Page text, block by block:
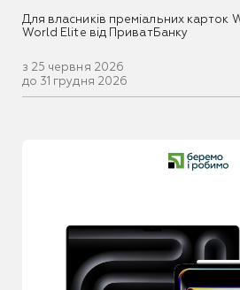
Для власників преміальних карток
World Elite від ПриватБанку
з 25 червня 2026
до 31 грудня 2026